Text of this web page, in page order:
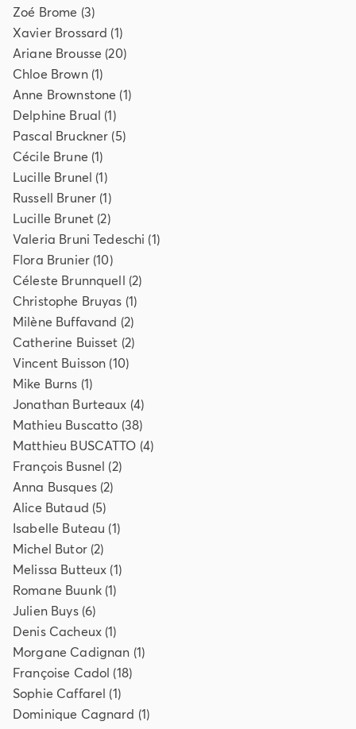
Zoé Brome (3)
Xavier Brossard (1)
Ariane Brousse (20)
Chloe Brown(1)
Anne Brownstone (1)
Delphine Brual (1)
Pascal Bruckner (5)
Cécile Brune (1)
Lucille Brunel (1)
Russell Bruner (1)
Lucille Brunet (2)
Valeria Bruni Tedeschi (1)
Flora Brunier(10)
Céleste Brunnquell (2)
Christophe Bruyas (1)
Milène Buffavand (2)
Catherine Buisset (2)
Vincent Buisson (10)
Mike Burns (1)
Jonathan Burteaux (4)
Mathieu Buscatto (38)
Matthieu BUSCATTO (4)
François Busnel (2)
Anna Busques(2)
Alice Butaud (5)
Isabelle Buteau (1)
Michel Butor(2)
Melissa Butteux (1)
Romane Buunk(1)
Julien Buys(6)
Denis Cacheux(1)
Morgane Cadignan (1)
Françoise Cadol (18)
Sophie Caffarel (1)
Dominique Cagnard (1)